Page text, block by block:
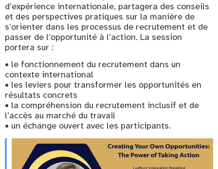
d’expérience internationale, partagera des conseils
et des perspectives pratiques sur la manière de
s’orienter dans les processus de recrutement et de
passer de l’opportunité à l’action. La session
portera sur :
• le fonctionnement du recrutement dans un
contexte international
• les leviers pour transformer les opportunités en
résultats concrets
• la compréhension du recrutement inclusif et de
l’accès au marché du travail
• un échange ouvert avec les participants.